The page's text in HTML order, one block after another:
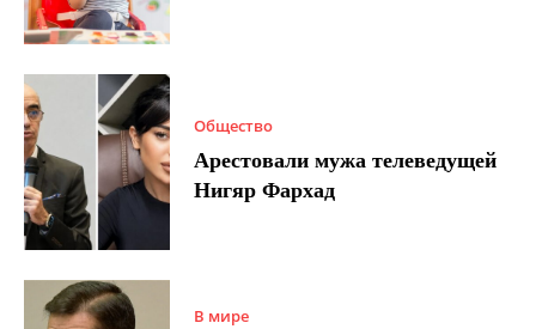
Общество
Арестовали мужа телеведущей
Нигяр Фархад
В мире